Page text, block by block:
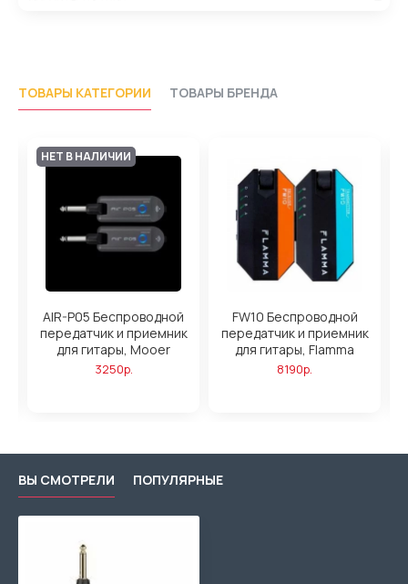
ТОВАРЫ КАТЕГОРИИ ТОВАРЫ БРЕНДА
НЕТ В НАЛИЧИИ
AIR-P05 Беспроводной
передатчик и приемник
для гитары, Mooer
3250р.
FW10 Беспроводной
передатчик и приемник
для гитары, Flamma
8190р.
ВЫ СМОТРЕЛИ ПОПУЛЯРНЫЕ